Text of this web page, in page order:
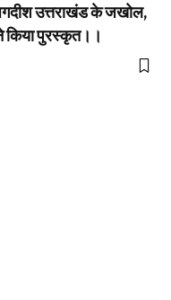
जगदीश उत्तराखंड के जखोल,
किया पुरस्कृत।।